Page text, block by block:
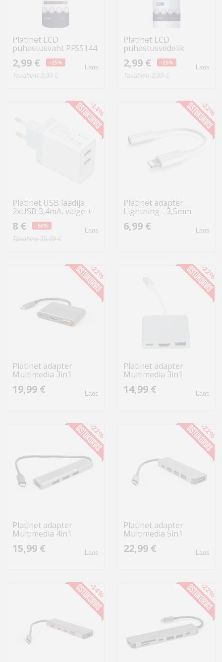
Platinet LCD
puhastusvaht PFS5144
400ml
2,99 € -25%
Tavahind 3,99 €
Laos
Platinet LCD
puhastusvedelik
PFS5525
2,99 € -25%
Tavahind 3,99 €
Laos
Platinet USB laadija
2xUSB 3,4mA, valge +
kaabel (43723)
8 € -50%
Tavahind 15,99 €
Laos
-14%
Platinet adapter
Lightning - 3,5mm
(45645)
6,99 € Laos
-22%
Platinet adapter
Multimedia 3in1
19,99 € Laos
-22%
Platinet adapter
Multimedia 3in1
14,99 € Laos
-22%
Platinet adapter
Multimedia 4in1
15,99 € Laos
-22%
Platinet adapter
Multimedia 5in1
22,99 € Laos
-22%
-14% -22%